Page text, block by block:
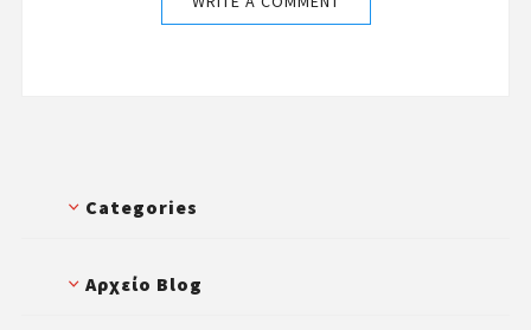
Categories
Αρχείο Blog